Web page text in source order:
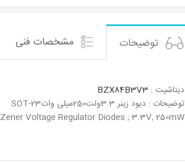
توضیحات مشخصات فنی
دیتاشیت : BZX84B3V3
توضیحات : دیود زینر 3.3ولت250میلی واتSOT-23
Zener Voltage Regulator Diodes ; 3.3V, 250mW